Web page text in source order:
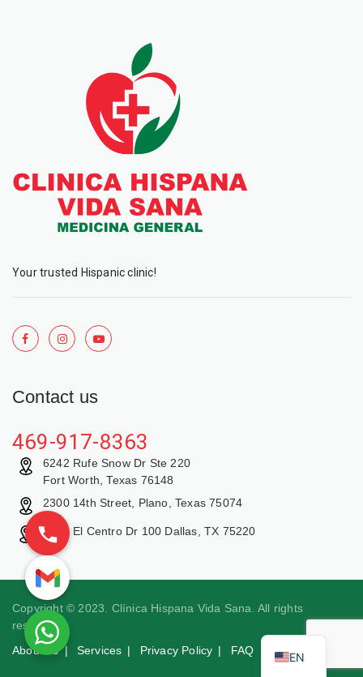
Your trusted Hispanic clinic!
Contact us
469-917-8363
6242 Rufe Snow Dr Ste 220
Fort Worth, Texas 76148
2300 14th Street, Plano, Texas 75074
9429 El Centro Dr 100 Dallas, TX 75220
Copyright © 2023. Clínica Hispana Vida Sana. All rights
reserved.
About us
Services Privacy Policy FAQ EN